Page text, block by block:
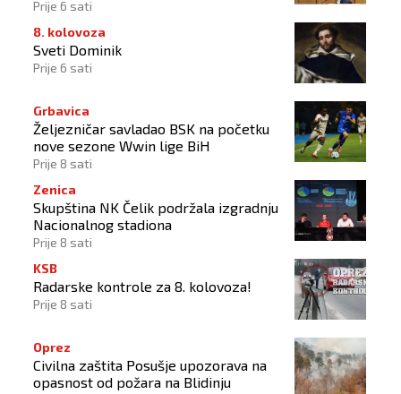
Prije 6 sati
8. kolovoza
Sveti Dominik
Prije 6 sati
Grbavica
Željezničar savladao BSK na početku
nove sezone Wwin lige BiH
Prije 8 sati
Zenica
Skupština NK Čelik podržala izgradnju
Nacionalnog stadiona
Prije 8 sati
KSB
Radarske kontrole za 8. kolovoza!
Prije 8 sati
Oprez
Civilna zaštita Posušje upozorava na
opasnost od požara na Blidinju